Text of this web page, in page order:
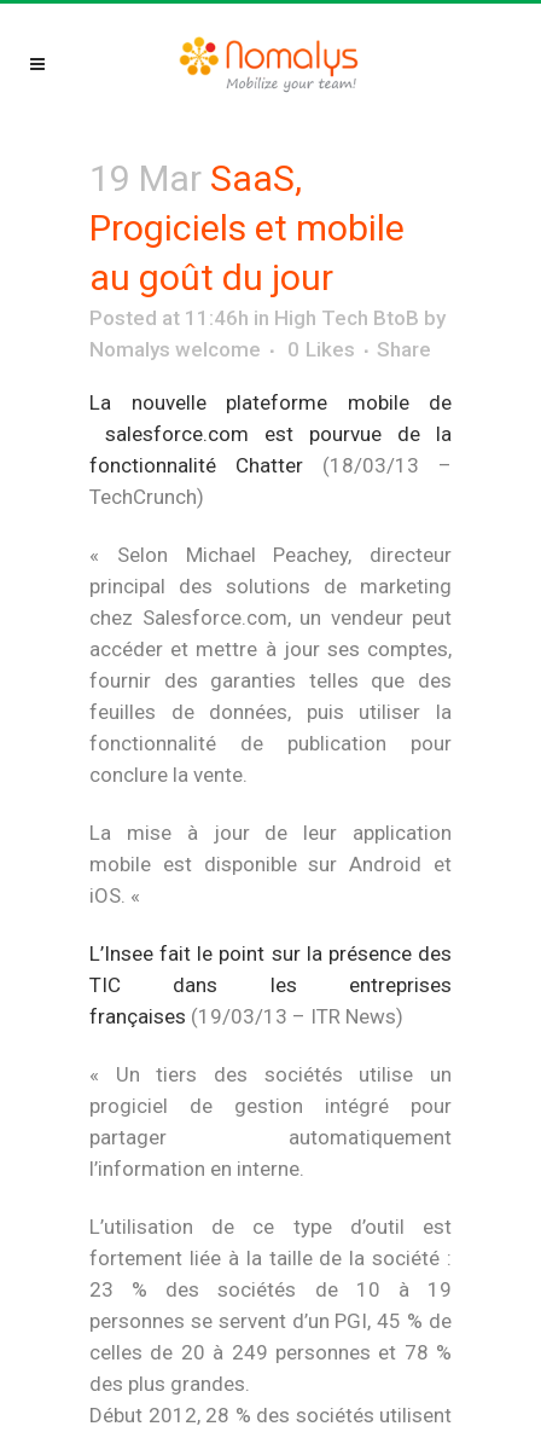
19 Mar SaaS,
Progiciels et mobile
au goût du jour
Posted at 11:46h in High Tech BtoB by
Nomalys welcome
0 Likes Share
La nouvelle plateforme mobile de
salesforce.com est pourvue de la
fonctionnalité Chatter (18/03/13 –
TechCrunch)
« Selon Michael Peachey, directeur
principal des solutions de marketing
chez Salesforce.com, un vendeur peut
accéder et mettre à jour ses comptes,
fournir des garanties telles que des
feuilles de données, puis utiliser la
fonctionnalité de publication pour
conclure la vente.
La mise à jour de leur application
mobile est disponible sur Android et
iOS. «
L’Insee fait le point sur la présence des
TIC dans les entreprises
françaises (19/03/13 – ITR News)
« Un tiers des sociétés utilise un
progiciel de gestion intégré pour
partager automatiquement
l’information en interne.
L’utilisation de ce type d’outil est
fortement liée à la taille de la société :
23 % des sociétés de 10 à 19
personnes se servent d’un PGI, 45 % de
celles de 20 à 249 personnes et 78 %
des plus grandes.
Début 2012, 28 % des sociétés utilisent